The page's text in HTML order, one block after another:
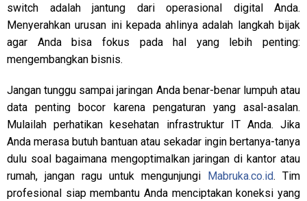
switch adalah jantung dari operasional digital Anda.
Menyerahkan urusan ini kepada ahlinya adalah langkah bijak
agar Anda bisa fokus pada hal yang lebih penting:
mengembangkan bisnis.
Jangan tunggu sampai jaringan Anda benar-benar lumpuh atau
data penting bocor karena pengaturan yang asal-asalan.
Mulailah perhatikan kesehatan infrastruktur IT Anda. Jika
Anda merasa butuh bantuan atau sekadar ingin bertanya-tanya
dulu soal bagaimana mengoptimalkan jaringan di kantor atau
rumah, jangan ragu untuk mengunjungi Mabruka.co.id. Tim
profesional siap membantu Anda menciptakan koneksi yang